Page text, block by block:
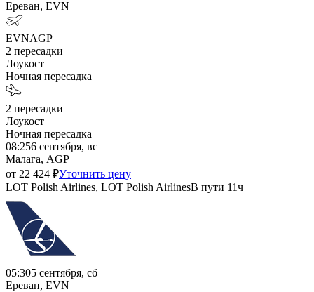
Ереван, EVN
EVNAGP
2 пересадки
Лоукост
Ночная пересадка
2 пересадки
Лоукост
Ночная пересадка
08:256 сентября, вс
Малага, AGP
от 22 424 ₽Уточнить цену
LOT Polish Airlines, LOT Polish AirlinesВ пути 11ч
05:305 сентября, сб
Ереван, EVN